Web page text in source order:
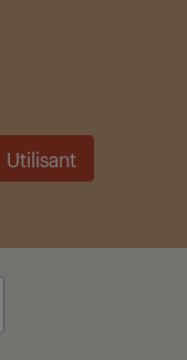
Utilisant